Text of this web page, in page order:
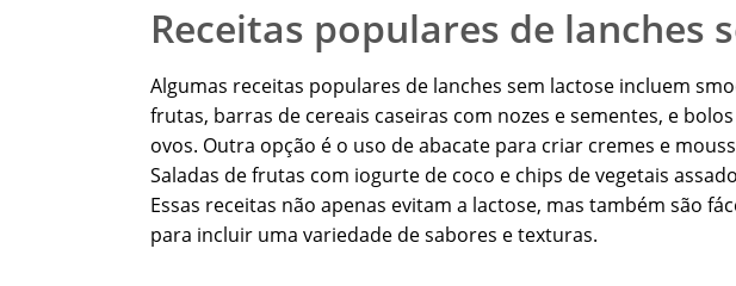
Receitas populares de lanches
Algumas receitas populares de lanches sem lactose incluem
frutas, barras de cereais caseiras com nozes e sementes, e
ovos. Outra opção é o uso de abacate para criar cremes e
Saladas de frutas com iogurte de coco e chips de vegetais
Essas receitas não apenas evitam a lactose, mas também são
para incluir uma variedade de sabores e texturas.